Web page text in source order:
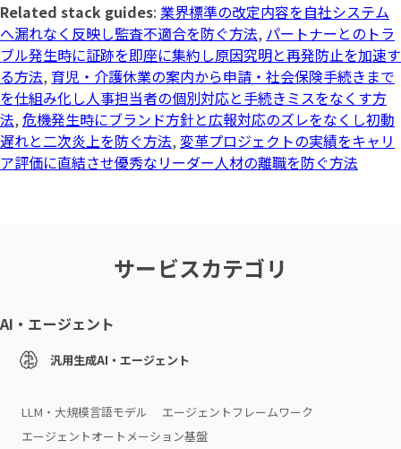
Related stack guides: 業界標準の改定内容を自社システム
へ漏れなく反映し監査不適合を防ぐ方法, パートナーとのトラ
ブル発生時に証跡を即座に集約し原因究明と再発防止を加速す
る方法, 育児・介護休業の案内から申請・社会保険手続きまで
を仕組み化し人事担当者の個別対応と手続きミスをなくす方
法, 危機発生時にブランド方針と広報対応のズレをなくし初動
遅れと二次炎上を防ぐ方法, 変革プロジェクトの実績をキャリ
ア評価に直結させ優秀なリーダー人材の離職を防ぐ方法
サービスカテゴリ
AI・エージェント
汎用生成AI・エージェント
LLM・大規模言語モデル
エージェントフレームワーク
エージェントオートメーション基盤